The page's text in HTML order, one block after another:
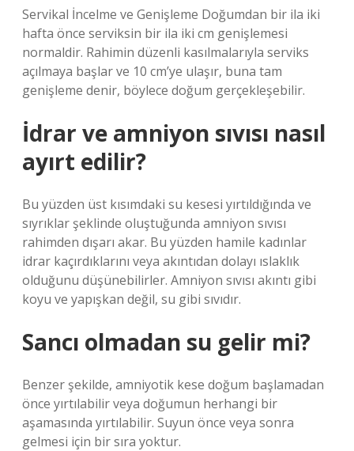
Servikal İncelme ve Genişleme Doğumdan bir ila iki
hafta önce serviksin bir ila iki cm genişlemesi
normaldir. Rahimin düzenli kasılmalarıyla serviks
açılmaya başlar ve 10 cm’ye ulaşır, buna tam
genişleme denir, böylece doğum gerçekleşebilir.
İdrar ve amniyon sıvısı nasıl
ayırt edilir?
Bu yüzden üst kısımdaki su kesesi yırtıldığında ve
sıyrıklar şeklinde oluştuğunda amniyon sıvısı
rahimden dışarı akar. Bu yüzden hamile kadınlar
idrar kaçırdıklarını veya akıntıdan dolayı ıslaklık
olduğunu düşünebilirler. Amniyon sıvısı akıntı gibi
koyu ve yapışkan değil, su gibi sıvıdır.
Sancı olmadan su gelir mi?
Benzer şekilde, amniyotik kese doğum başlamadan
önce yırtılabilir veya doğumun herhangi bir
aşamasında yırtılabilir. Suyun önce veya sonra
gelmesi için bir sıra yoktur.